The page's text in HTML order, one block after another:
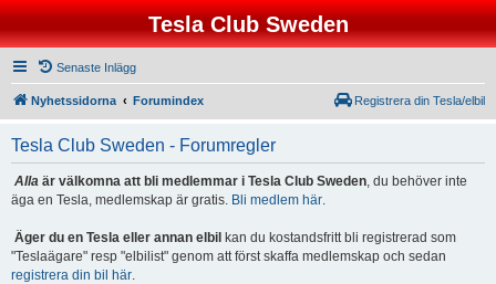
Tesla Club Sweden
Senaste Inlägg
Nyhetssidorna Forumindex Registrera din Tesla/elbil
Tesla Club Sweden - Forumregler
Alla är välkomna att bli medlemmar i Tesla Club Sweden, du behöver inte
äga en Tesla, medlemskap är gratis. Bli medlem här.
Äger du en Tesla eller annan elbil kan du kostandsfritt bli registrerad som
"Teslaägare" resp "elbilist" genom att först skaffa medlemskap och sedan
registrera din bil här.